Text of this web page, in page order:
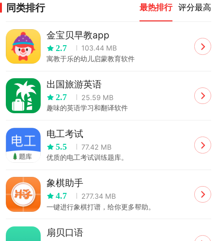
同类排行 最热排行 评分最高
金宝贝早教app
2.7
103.44 MB
寓教于乐的幼儿启蒙教育软件
出国旅游英语
2.7
25.59 MB
趣味的英语学习和翻译软件
电工考试
5.5
77.42 MB
优质的电工考试训练题库。
象棋助手
4.7
277.34 MB
一键进行象棋打谱，给你更多帮助。
扇贝口语